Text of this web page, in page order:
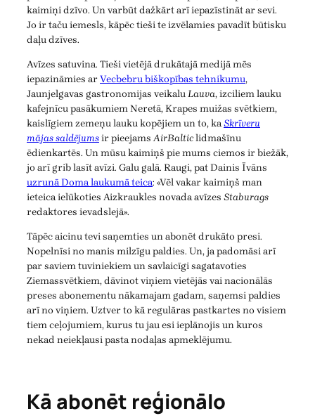
kaimiņi dzīvo. Un varbūt dažkārt arī iepazīstināt ar sevi.
Jo ir taču iemesls, kāpēc tieši te izvēlamies pavadīt būtisku
daļu dzīves.
Avīzes satuvina. Tieši vietējā drukātajā medijā mēs
iepazināmies arVecbebru biškopības tehnikumu,
Jaunjelgavas gastronomijas veikaluLauva, izciliem lauku
kafejnīcu pasākumiem Neretā, Krapes muižas svētkiem,
kaislīgiem zemeņu lauku kopējiem un to, kaSkrīveru
mājas saldējumsir pieejamsAirBalticlidmašīnu
ēdienkartēs. Un mūsu kaimiņš pie mums ciemos ir biežāk,
jo arī grib lasīt avīzi. Galu galā. Raugi, pat Dainis Īvāns
uzrunā Doma laukumā teica: «Vēl vakar kaimiņš man
ieteica ielūkoties Aizkraukles novada avīzes Staburags
redaktores ievadslejā».
Tāpēc aicinu tevi saņemties un abonēt drukāto presi.
Nopelnīsi no manis milzīgu paldies. Un, ja padomāsi arī
par saviem tuviniekiem un savlaicīgi sagatavoties
Ziemassvētkiem, dāvinot viņiem vietējās vai nacionālās
preses abonementu nākamajam gadam, saņemsi paldies
arī no viņiem. Uztver to kā regulāras pastkartes no visiem
tiem ceļojumiem, kurus tu jau esi ieplānojis un kuros
nekad neiekļausi pasta nodaļas apmeklējumu.
Kā abonēt reģionālo